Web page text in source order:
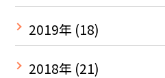
2019年 (18)
2018年 (21)